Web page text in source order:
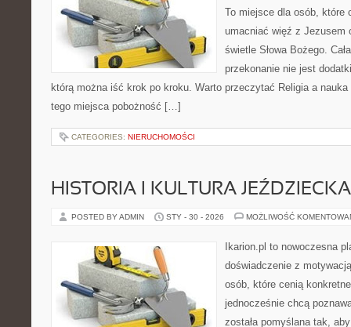
To miejsce dla osób, które
umacniać więź z Jezusem
świetle Słowa Bożego.
przekonanie nie jest
którą można iść krok po kroku. Warto przeczytać Religia a
tego miejsca pobożność […]
CATEGORIES: NIERUCHOMOŚCI
HISTORIA I KULTURA JEŹDZIECKA
POSTED BY ADMIN STY - 30 - 2026 MOŻLIWOŚĆ
Ikarion.pl to nowoczesna
doświadczenie z
osób, które cenią
jednocześnie chcą
została pomyślana tak,